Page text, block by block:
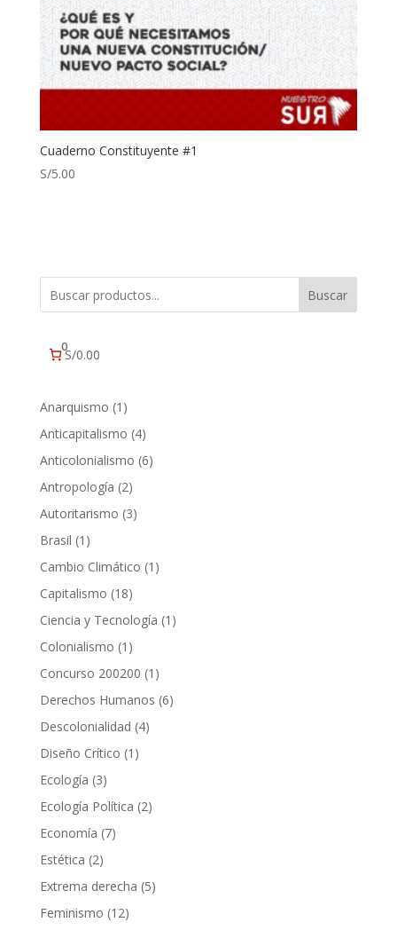
Cuaderno Constituyente #1
S/5.00
Buscar
0S/0.00
Anarquismo 1 1
producto
Anticapitalismo 44
productos
Anticolonialismo 66
Antropología 22
productos
Autoritarismo 33
Brasil 1 1
producto
Cambio Climático 1 1
Capitalismo 1818
productos
Ciencia y Tecnología 1 1
Colonialismo 1 1
producto
Concurso 200200 1 1
producto
Derechos Humanos 66
Descolonialidad 44
Diseño Crítico 1 1
Ecología 33
productos
Ecología Política 22
Economía 77
Estética 22
productos
Extrema derecha 55
Feminismo 1212